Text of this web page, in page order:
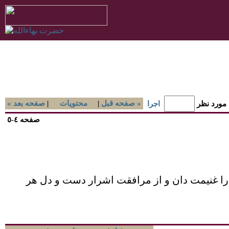
« صفحه بعد | محتويات | صفحه قبل » نظر اجرا
غنيمت دان و از مرافقت اشرار دست و دل هر